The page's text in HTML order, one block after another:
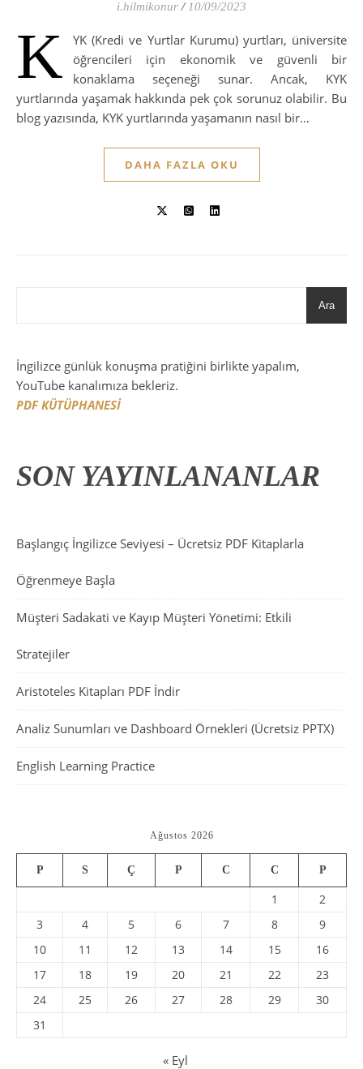
i.hilmikonur / 10/09/2023
K
YK (Kredi ve Yurtlar Kurumu) yurtları, üniversite
öğrencileri için ekonomik ve güvenli bir
konaklama seçeneği sunar. Ancak, KYK
yurtlarında yaşamak hakkında pek çok sorunuz olabilir. Bu
blog yazısında, KYK yurtlarında yaşamanın nasıl bir…
DAHA FAZLA OKU
Ara
İngilizce günlük konuşma pratiğini birlikte yapalım,
YouTube kanalımıza bekleriz.
PDF KÜTÜPHANESİ
SON YAYINLANANLAR
Başlangıç İngilizce Seviyesi – Ücretsiz PDF Kitaplarla
Öğrenmeye Başla
Müşteri Sadakati ve Kayıp Müşteri Yönetimi: Etkili
Stratejiler
Aristoteles Kitapları PDF İndir
Analiz Sunumları ve Dashboard Örnekleri (Ücretsiz PPTX)
English Learning Practice
Ağustos 2026
P S Ç P C C P
1
2
3
4 5 6 7 8
9
10
11 12 13 14 15
16
17
18 19 20 21 22
23
24
25 26 27 28 29
30
31
« Eyl